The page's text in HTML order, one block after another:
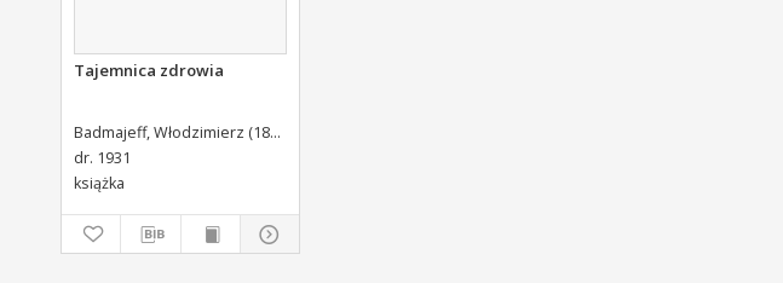
Tajemnica zdrowia
Badmajeff, Włodzimierz (1886-1961).
dr. 1931
książka